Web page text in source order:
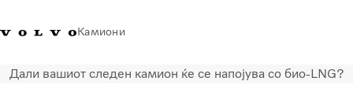
Камиони
Volvo Trucks - Македонија -
Продавница за Volvo
НајаваМакедонија
Дали вашиот следен камион ќе се напојува со био-LNG?